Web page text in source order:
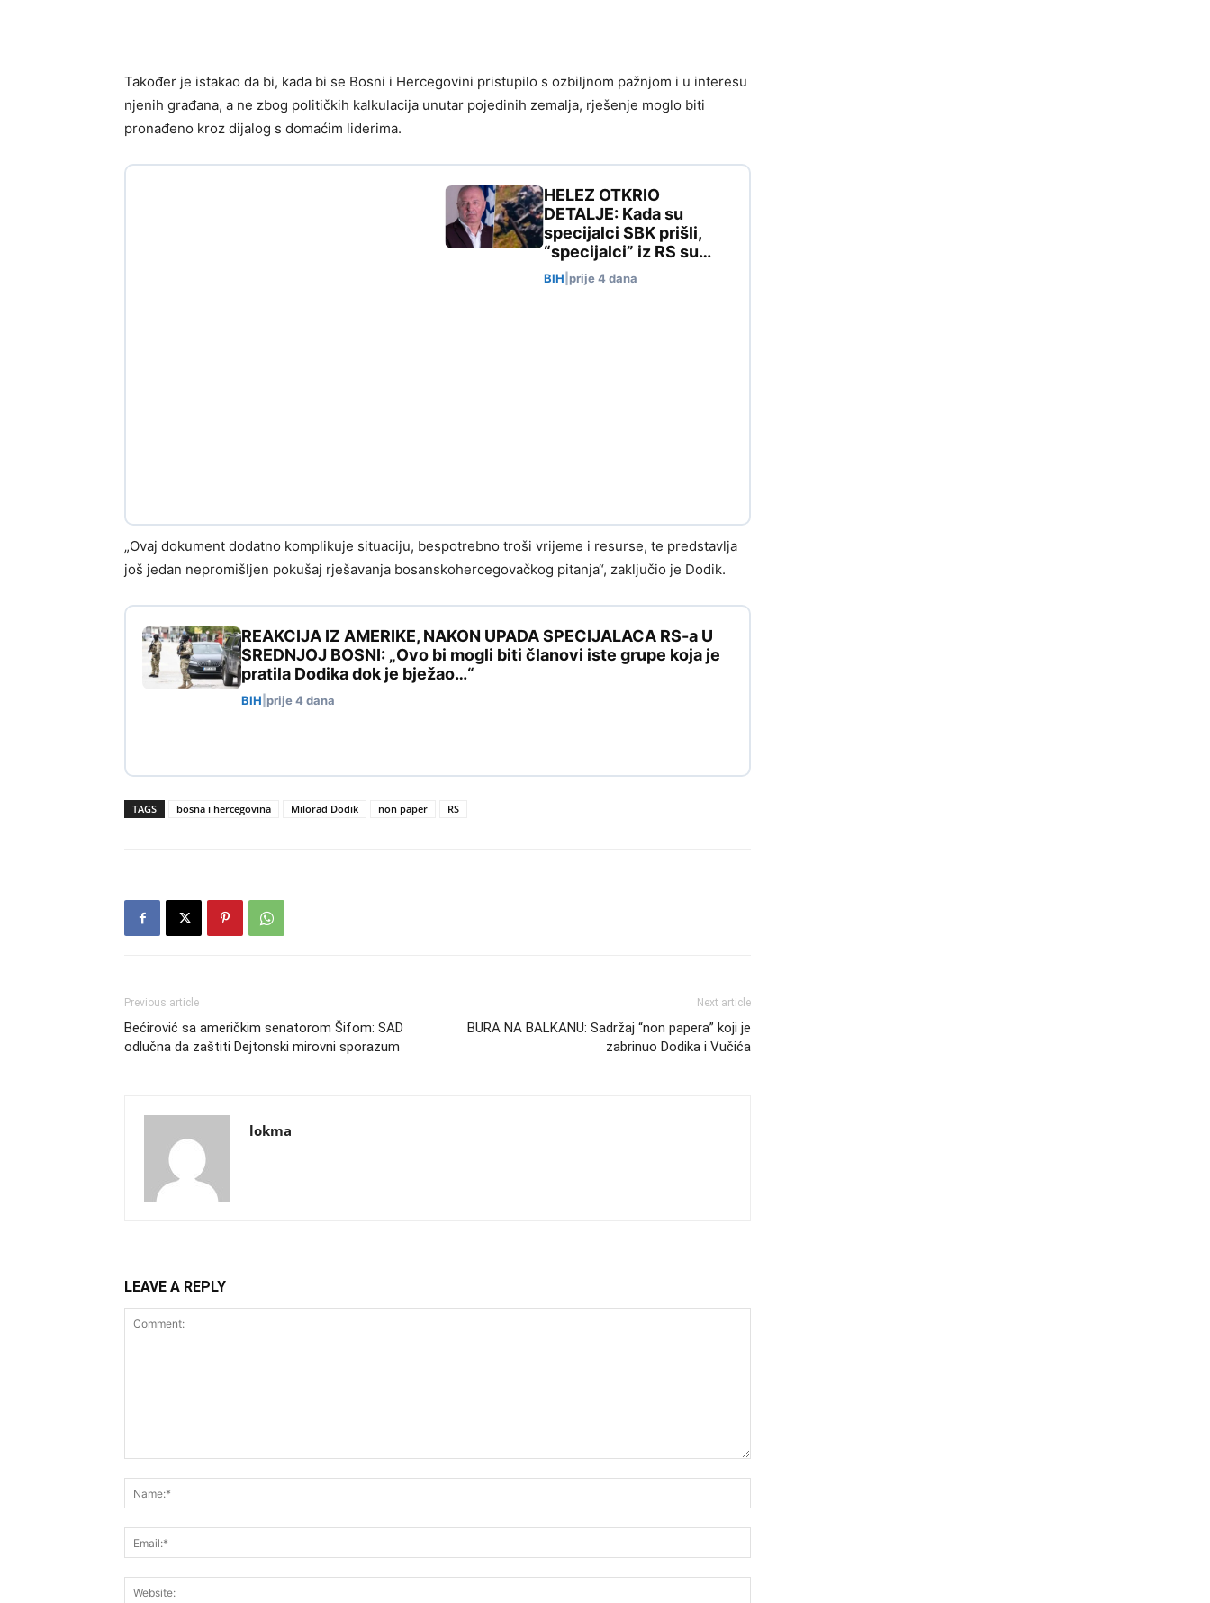
Također je istakao da bi, kada bi se Bosni i Hercegovini pristupilo s ozbiljnom pažnjom i u interesu
njenih građana, a ne zbog političkih kalkulacija unutar pojedinih zemalja, rješenje moglo biti
pronađeno kroz dijalog s domaćim liderima.
HELEZ OTKRIO
DETALJE: Kada su
specijalci SBK prišli,
“specijalci” iz RS su…
BIH prije 4 dana
„Ovaj dokument dodatno komplikuje situaciju, bespotrebno troši vrijeme i resurse, te predstavlja
još jedan nepromišljen pokušaj rješavanja bosanskohercegovačkog pitanja“, zaključio je Dodik.
REAKCIJA IZ AMERIKE, NAKON UPADA SPECIJALACA RS-a U
SREDNJOJ BOSNI: „Ovo bi mogli biti članovi iste grupe koja je
pratila Dodika dok je bježao…“
BIH prije 4 dana
TAGS bosna i hercegovina Milorad Dodik non paper RS
Previous article
Bećirović sa američkim senatorom Šifom: SAD
odlučna da zaštiti Dejtonski mirovni sporazum
Next article
BURA NA BALKANU: Sadržaj “non papera” koji je
zabrinuo Dodika i Vučića
lokma
LEAVE A REPLY